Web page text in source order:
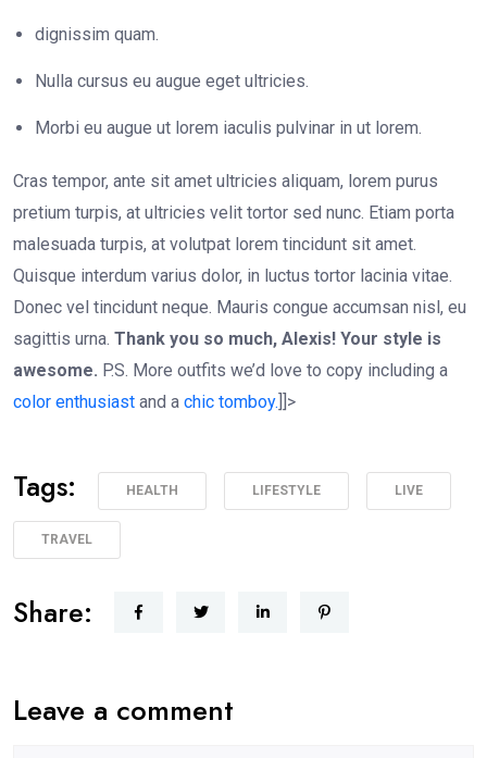
dignissim quam.
Nulla cursus eu augue eget ultricies.
Morbi eu augue ut lorem iaculis pulvinar in ut lorem.
Cras tempor, ante sit amet ultricies aliquam, lorem purus
pretium turpis, at ultricies velit tortor sed nunc. Etiam porta
malesuada turpis, at volutpat lorem tincidunt sit amet.
Quisque interdum varius dolor, in luctus tortor lacinia vitae.
Donec vel tincidunt neque. Mauris congue accumsan nisl, eu
sagittis urna. Thank you so much, Alexis! Your style is
awesome. P.S. More outfits we’d love to copy including a
color enthusiast and a chic tomboy.]]>
Tags: HEALTH LIFESTYLE LIVE
TRAVEL
Share:
Leave a comment